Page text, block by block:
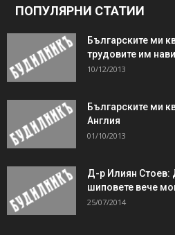
ПОПУЛЯРНИ СТАТИИ
Българските ми
трудовите им
10/12/2013
Българските ми
Англия
01/10/2013
Д-р Илиян Стоев:
шиповете вече
25/07/2014